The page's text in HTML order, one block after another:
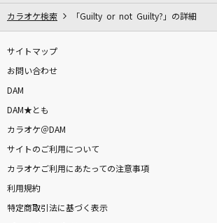
カラオケ検索 「Guilty or not Guilty?」の詳細
サイトマップ
お問い合わせ
DAM
DAM★とも
カラオケ＠DAM
サイトのご利用について
カラオケご利用にあたっての注意事項
利用規約
特定商取引法に基づく表示